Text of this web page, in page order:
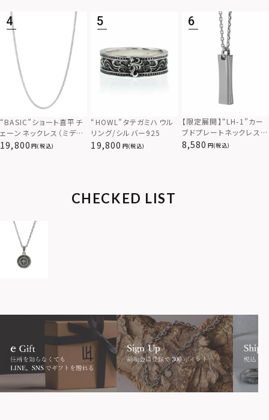
“BASIC”ショート喜平チ
ェーンネックレス（ミディ
アム）/シルバー925
19,800 (税込)
“HOWL”タテガミハウル
リング/シルバー925
19,800 (税込)
【限定展開】“LH-1”カー
ブドプレートネックレス/
サージカルステンレス（金
8,580 (税込)
CHECKED LIST